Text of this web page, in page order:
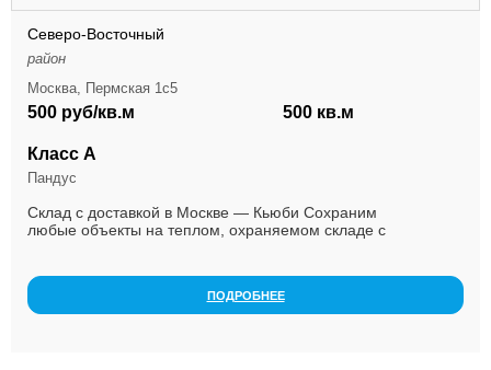
Северо-Восточный
район
Москва, Пермская 1с5
500 руб/кв.м 500 кв.м
Класс А
Пандус
Склад с доставкой в Москве — Кьюби Сохраним
любые объекты на теплом, охраняемом складе с
ПОДРОБНЕЕ